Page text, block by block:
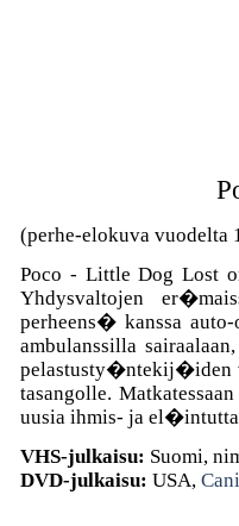
(perhe-elokuva vuodelta
Poco - Little Dog Lost
Yhdysvaltojen
perheens� kanssa
ambulanssilla
tasangolle.
uusia ihmis- ja
VHS-julkaisu: Suomi,
DVD-julkaisu: USA,